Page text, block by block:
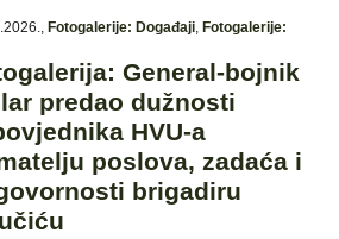
, Fotogalerije: Događaji, Fotogalerije:
General-bojnik
predao dužnosti
HVU-a
poslova, zadaća i
brigadiru